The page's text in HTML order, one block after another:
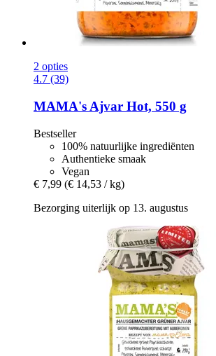
2 opties
4.7 (39)
MAMA's Ajvar Hot, 550 g
Bestseller
100% natuurlijke ingrediënten
Authentieke smaak
Vegan
€ 7,99 (€ 14,53 / kg)
Bezorging uiterlijk op 13. augustus